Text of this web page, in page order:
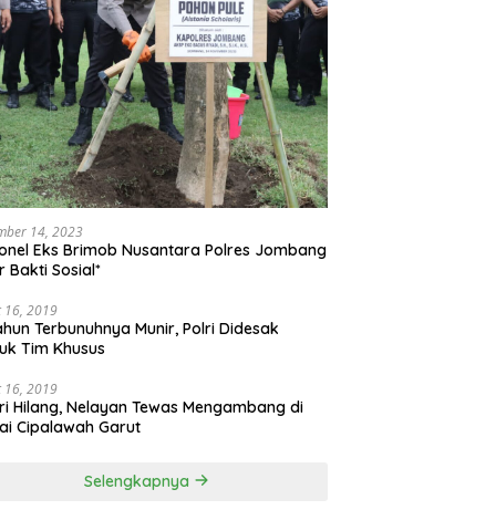
14, 2023
Eks Brimob Nusantara Polres Jombang
Bakti Sosial*
16, 2019
Terbunuhnya Munir, Polri Didesak
Tim Khusus
16, 2019
Hilang, Nelayan Tewas Mengambang di
Cipalawah Garut
Selengkapnya